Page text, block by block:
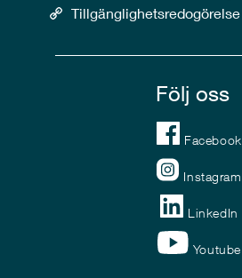
Tillgänglighetsredogörelse
Följ oss
Facebook
Instagram
LinkedIn
Youtube